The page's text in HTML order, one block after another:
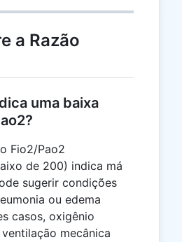
a Razão
uma baixa
Fio2/Pao2
de 200) indica má
sugerir condições
ou edema
casos, oxigênio
mecânica